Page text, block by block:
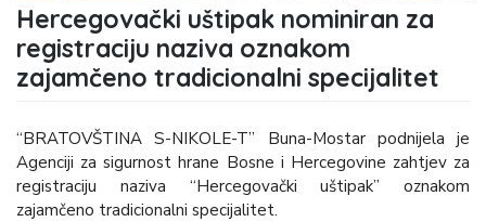
Hercegovački uštipak nominiran za
registraciju naziva oznakom
zajamčeno tradicionalni specijalitet
“BRATOVŠTINA S-NIKOLE-T” Buna-Mostar podnijela je
Agenciji za sigurnost hrane Bosne i Hercegovine zahtjev za
registraciju naziva “Hercegovački uštipak” oznakom
zajamčeno tradicionalni specijalitet.